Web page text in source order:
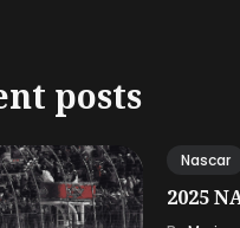
posts
Nascar
2025